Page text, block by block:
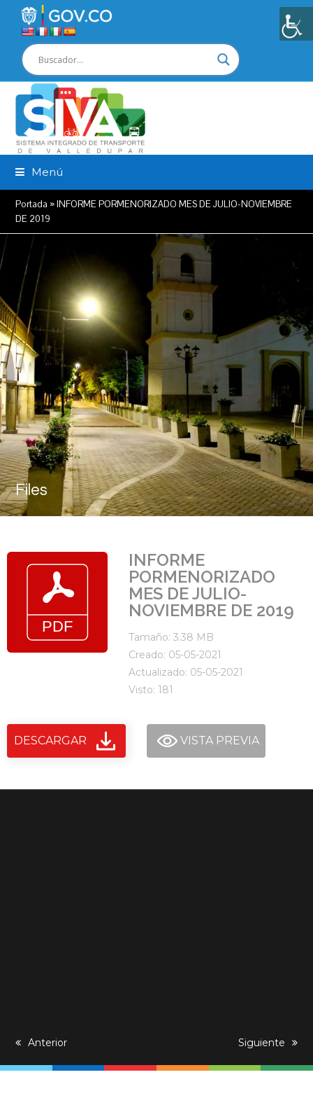
Menú
Portada »INFORME PORMENORIZADO MES DE JULIO-NOVIEMBRE
DE 2019
Files
INFORME
PORMENORIZADO
MES DE JULIO-
NOVIEMBRE DE 2019
Tamaño: 3.38 MB
Creado: 05-05-2021
Actualizado: 05-05-2021
Visto: 181
DESCARGAR VISTA PREVIA
previous
Anterior
next
Siguiente